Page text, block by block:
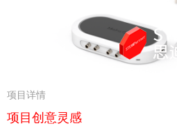
项目详情
项目创意灵感